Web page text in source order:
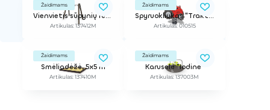
Žaidimams
Vienvietis sūpynių rėmas (be sėdynės)
Artikulas: 137412M
Žaidimams
Spyruokliukas "Traktorius"
Artikulas: 010515
Žaidimams
Smėliadėžė, 5x5 m
Artikulas: 137410M
Žaidimams
Karuselė "Iodine"
Artikulas: 137003M